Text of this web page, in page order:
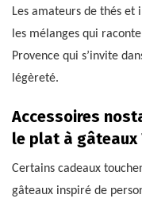
Les amateurs de thés
les mélanges qui
Provence qui s’invite
légèreté.
Accessoires
le plat à gâteaux
Certains cadeaux
gâteaux inspiré de